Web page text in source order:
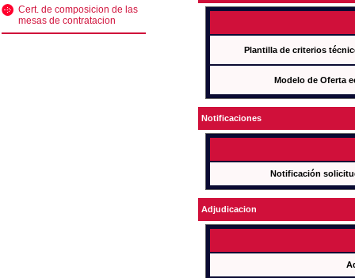
Cert. de composicion de las
mesas de contratacion
Plantilla de criterios
Modelo de Oferta
Notificaciones
Notificación
Adjudicacion